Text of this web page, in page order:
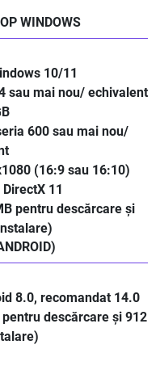
WINDOWS
10/11
sau mai nou/ echivalent
600 sau mai nou/
(16:9 sau 16:10)
11
pentru descărcare și
8.0, recomandat 14.0
pentru descărcare și 912